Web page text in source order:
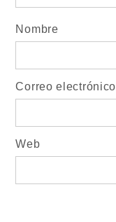
Nombre
Correo electrónico
Web